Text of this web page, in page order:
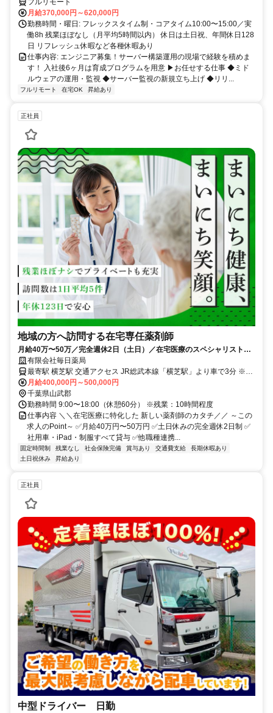
月給370,000円～620,000円
勤務時間・曜日: フレックスタイム制・コアタイム10:00〜15:00／実
働8h 残業ほぼなし（月平均5時間以内） 休日は土日祝、年間休日128
日 リフレッシュ休暇など各種休暇あり
仕事内容: エンジニア募集！サーバー構築運用の現場で経験を積めま
す！ 入社後6ヶ月は育成プログラムを用意 ▶お任せする仕事 ◆ミド
ルウェアの運用・監視 ◆サーバー監視の新規立ち上げ ◆リリ...
フルリモート 在宅OK 昇給あり
正社員
地域の方へ訪問する在宅専任薬剤師
月給40万〜50万／完全週休2日（土日）／在宅医療のスペシャリストと
して地域を支えるやりがい
有限会社毎日薬局
最寄駅 横芝駅 交通アクセス JR総武本線「横芝駅」より車で3分 ※車
通勤OK ※上記住所は本部の所在地です。 ※エリアでの勤務のため、
必ずしも本部へ出勤していただくわけではありません。
月給400,000円～500,000円
千葉県山武郡
勤務時間 9:00〜18:00（休憩60分） ※残業：10時間程度
仕事内容 ＼＼在宅医療に特化した 新しい薬剤師のカタチ／／ ～この
求人のPoint～ ✅月給40万円〜50万円 ✅土日休みの完全週休2日制 ✅
社用車・iPad・制服すべて貸与 ✅他職種連携...
固定時間制 残業なし 社会保険完備 賞与あり 交通費支給
長期休暇あり
土日祝休み
昇給あり
正社員
中型ドライバー 日勤